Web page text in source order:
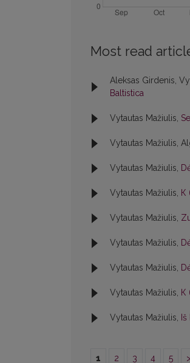
Most read
Aleksas Girdenis,
Baltistica
Vytautas Mažiulis,
Vytautas Mažiulis,
Vytautas Mažiulis,
Vytautas Mažiulis, К
Vytautas Mažiulis,
Vytautas Mažiulis,
Vytautas Mažiulis,
Vytautas Mažiulis, К
Vytautas Mažiulis,
1 2 3 4 5 >